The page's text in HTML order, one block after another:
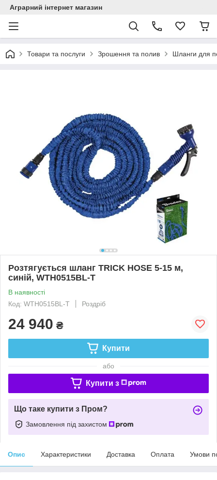
Аграрний інтернет магазин
Товари та послуги Зрошення та полив Шланги для
Розтягується шланг TRICK HOSE 5-15 м,
синій, WTH0515BL-T
В наявності
Код: WTH0515BL-T
Роздріб
24 940 ₴
Купити
або
Купити з
Що таке купити з Пром?
Замовлення під захистом
Опис Характеристики Доставка Оплата Умови